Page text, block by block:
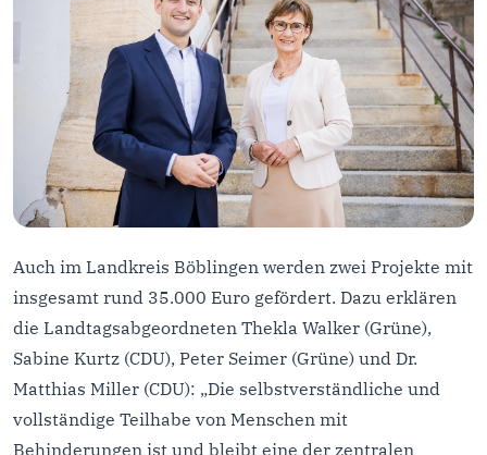
Auch im Landkreis Böblingen werden zwei Projekte mit
insgesamt rund 35.000 Euro gefördert. Dazu erklären
die Landtagsabgeordneten Thekla Walker (Grüne),
Sabine Kurtz (CDU), Peter Seimer (Grüne) und Dr.
Matthias Miller (CDU): „Die selbstverständliche und
vollständige Teilhabe von Menschen mit
Behinderungen ist und bleibt eine der zentralen